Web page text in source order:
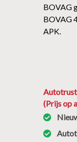
BOVAG
BOVAG
APK.
Autotrust
(Prijs op